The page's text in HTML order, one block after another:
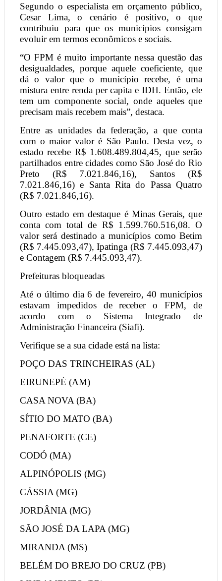
Segundo o especialista em orçamento público,
Cesar Lima, o cenário é positivo, o que
contribuiu para que os municípios consigam
evoluir em termos econômicos e sociais.
“O FPM é muito importante nessa questão das
desigualdades, porque aquele coeficiente, que
dá o valor que o município recebe, é uma
mistura entre renda per capita e IDH. Então, ele
tem um componente social, onde aqueles que
precisam mais recebem mais”, destaca.
Entre as unidades da federação, a que conta
com o maior valor é São Paulo. Desta vez, o
estado recebe R$ 1.608.489.804,45, que serão
partilhados entre cidades como São José do Rio
Preto (R$ 7.021.846,16), Santos (R$
7.021.846,16) e Santa Rita do Passa Quatro
(R$ 7.021.846,16).
Outro estado em destaque é Minas Gerais, que
conta com total de R$ 1.599.760.516,08. O
valor será destinado a municípios como Betim
(R$ 7.445.093,47), Ipatinga (R$ 7.445.093,47)
e Contagem (R$ 7.445.093,47).
Prefeituras bloqueadas
Até o último dia 6 de fevereiro, 40 municípios
estavam impedidos de receber o FPM, de
acordo com o Sistema Integrado de
Administração Financeira (Siafi).
Verifique se a sua cidade está na lista:
POÇO DAS TRINCHEIRAS (AL)
EIRUNEPÉ (AM)
CASA NOVA (BA)
SÍTIO DO MATO (BA)
PENAFORTE (CE)
CODÓ (MA)
ALPINÓPOLIS (MG)
CÁSSIA (MG)
JORDÂNIA (MG)
SÃO JOSÉ DA LAPA (MG)
MIRANDA (MS)
BELÉM DO BREJO DO CRUZ (PB)